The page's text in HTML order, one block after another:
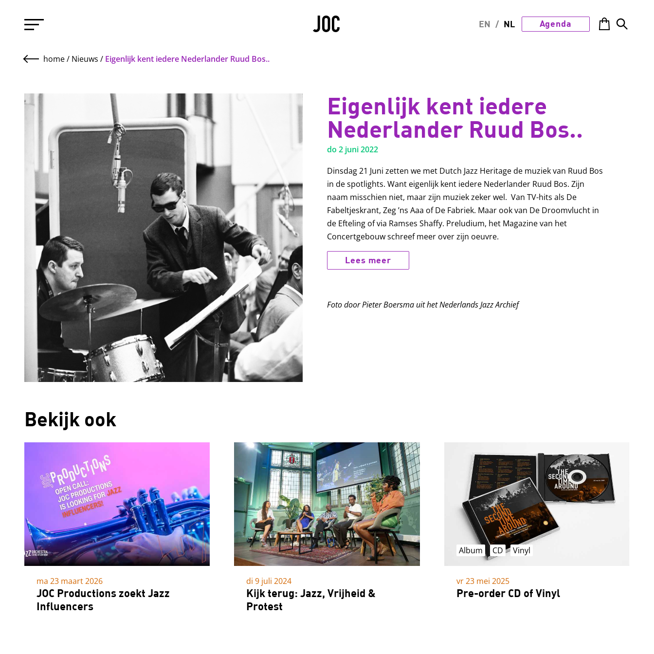
JOC EN / NL Agenda
home/ Nieuws / Eigenlijk kent iedere Nederlander Ruud Bos..
Eigenlijk kent iedere
Nederlander Ruud Bos..
do 2 juni 2022
Dinsdag 21 Juni zetten we met Dutch Jazz Heritage de muziek van Ruud Bos
in de spotlights. Want eigenlijk kent iedere Nederlander Ruud Bos. Zijn
naam misschien niet, maar zijn muziek zeker wel. Van TV-hits als De
Fabeltjeskrant, Zeg ’ns Aaa of De Fabriek. Maar ook van De Droomvlucht in
de Efteling of via Ramses Shaffy. Preludium, het Magazine van het
Concertgebouw schreef meer over zijn oeuvre.
Lees meer
Foto door Pieter Boersma uit het Nederlands Jazz Archief
Bekijk ook
ma 23 maart 2026
JOC Productions zoekt Jazz
Influencers
di 9 juli 2024
Kijk terug: Jazz, Vrijheid &
Protest
Album CD Vinyl
vr 23 mei 2025
Pre-order CD of Vinyl